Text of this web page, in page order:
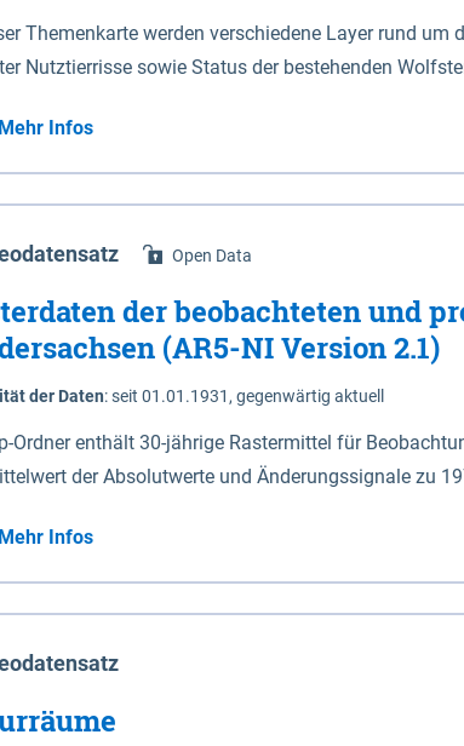
Themenkarte werden verschiedene Layer rund
Nutztierrisse sowie Status der bestehenden
Mehr Infos
Open Data
der beobachteten und
(AR5-NI Version 2.1)
der Daten:seit 01.01.1931, gegenwärtig aktuell
Ordner enthält 30-jährige Rastermittel für
der Absolutwerte und Änderungssignale zu
(Jun. - Aug.) - au: Herbst (Sep. - Nov.) - wi: Winter (Dez. - Feb.) - hyr:
Jahr (Nov. - Okt.) - hsu: Hydrologisches
- vd: Vegetationsruhe (Okt. - Mär.) Neben den Rasterdaten ist eine
zu den Dateinamen und für eine Darstellung
code gegeben.
Mehr Infos